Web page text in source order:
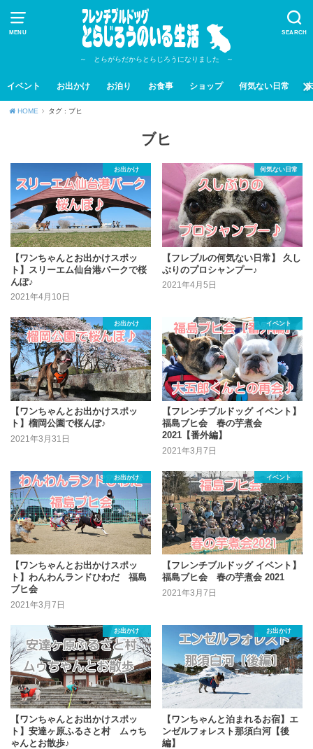
MENU SEARCH
～ とらがらだからとらじろうになりました ～
イベント お出かけ お泊り お食事 ショップ 何気ない日常
HOME タグ : ブヒ
ブヒ
お出かけ
【ワンちゃんとお出かけスポッ
ト】スリーエム仙台港パークで桜
んぽ♪
2021年4月10日
何気ない日常
【フレブルの何気ない日常】 久し
ぶりのプロシャンプー♪
2021年4月5日
お出かけ
【ワンちゃんとお出かけスポッ
ト】榴岡公園で桜んぽ♪
2021年3月31日
イベント
【フレンチブルドッグ イベント】
福島ブヒ会 春の芋煮会
2021【番外編】
2021年3月7日
お出かけ
【ワンちゃんとお出かけスポッ
ト】わんわんランドひわだ 福島
ブヒ会
2021年3月7日
イベント
【フレンチブルドッグ イベント】
福島ブヒ会 春の芋煮会 2021
2021年3月7日
お出かけ
【ワンちゃんとお出かけスポッ
ト】安達ヶ原ふるさと村 ムゥち
ゃんとお散歩♪
お出かけ
【ワンちゃんと泊まれるお宿】エ
ンゼルフォレスト那須白河【後
編】